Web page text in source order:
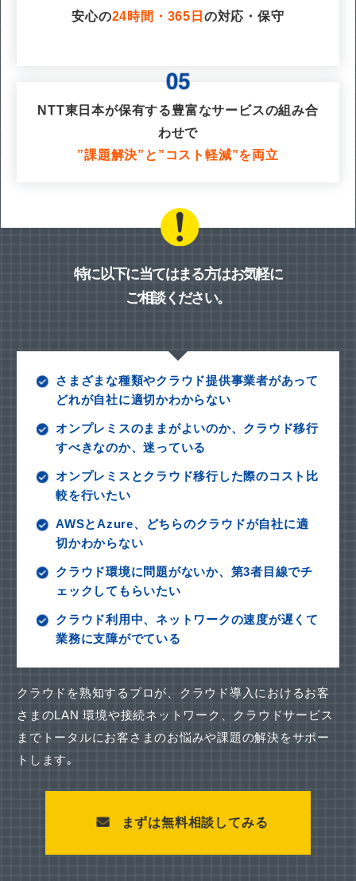
安心の24時間・365日 の対応・保守
NTT東日本が保有する豊富なサービスの組み合
わせで
”課題解決”と”コスト軽減”を両立
特に以下に当てはまる方はお気軽に
ご相談ください。
さまざまな種類やクラウド提供事業者があって
どれが自社に適切かわからない
オンプレミスのままがよいのか、クラウド移行
すべきなのか、迷っている
オンプレミスとクラウド移行した際のコスト比
較を行いたい
AWSとAzure、どちらのクラウドが自社に適
切かわからない
クラウド環境に問題がないか、第3者目線でチ
ェックしてもらいたい
クラウド利用中、ネットワークの速度が遅くて
業務に支障がでている
クラウドを熟知するプロが、クラウド導入におけるお客
さまのLAN 環境や接続ネットワーク、
クラウドサービス
までトータルにお客さまのお悩みや課題の解決をサポー
トします｡
まずは無料相談してみる